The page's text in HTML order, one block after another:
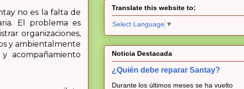
no es la falta de
El problema es
organizaciones,
y ambientalmente
acompañamiento
Translate this website to:
Select Language ▼
Noticia Destacada
¿Quién debe reparar Santay?
Durante los últimos meses se ha vuelto